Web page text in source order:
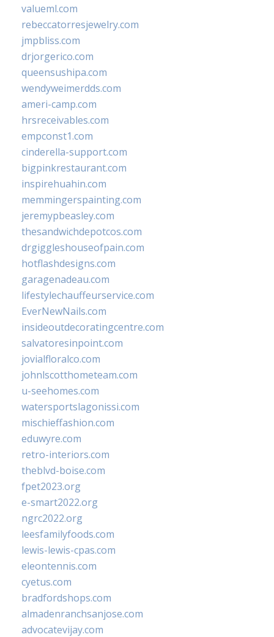
valueml.com
rebeccatorresjewelry.com
jmpbliss.com
drjorgerico.com
queensushipa.com
wendyweimerdds.com
ameri-camp.com
hrsreceivables.com
empconst1.com
cinderella-support.com
bigpinkrestaurant.com
inspirehuahin.com
memmingerspainting.com
jeremypbeasley.com
thesandwichdepotcos.com
drgiggleshouseofpain.com
hotflashdesigns.com
garagenadeau.com
lifestylechauffeurservice.com
EverNewNails.com
insideoutdecoratingcentre.com
salvatoresinpoint.com
jovialfloralco.com
johnlscotthometeam.com
u-seehomes.com
watersportslagonissi.com
mischieffashion.com
eduwyre.com
retro-interiors.com
theblvd-boise.com
fpet2023.org
e-smart2022.org
ngrc2022.org
leesfamilyfoods.com
lewis-lewis-cpas.com
eleontennis.com
cyetus.com
bradfordshops.com
almadenranchsanjose.com
advocatevijay.com